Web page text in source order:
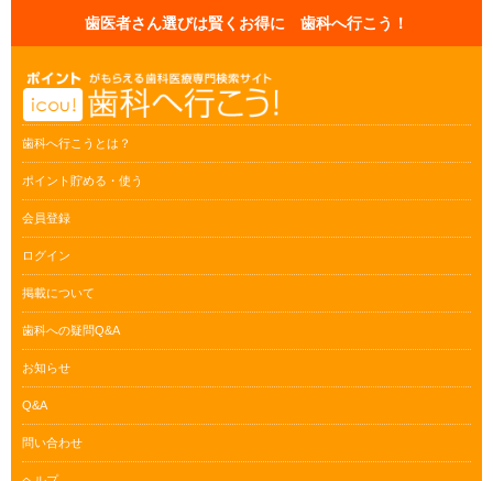
歯医者さん選びは賢くお得に 歯科へ行こう！
歯科へ行こうとは？
ポイント貯める・使う
会員登録
ログイン
掲載について
歯科への疑問Q&A
お知らせ
Q&A
問い合わせ